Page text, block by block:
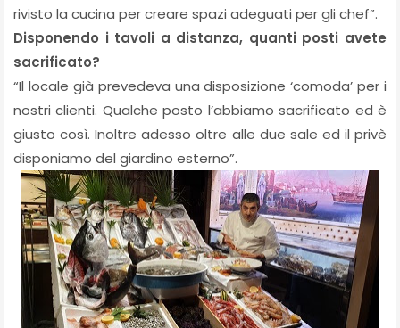
rivisto la cucina per creare spazi adeguati per gli chef”.
Disponendo i tavoli a distanza, quanti posti avete
sacrificato?
“Il locale già prevedeva una disposizione ‘comoda’ per i
nostri clienti. Qualche posto l’abbiamo sacrificato ed è
giusto così. Inoltre adesso oltre alle due sale ed il privè
disponiamo del giardino esterno”.